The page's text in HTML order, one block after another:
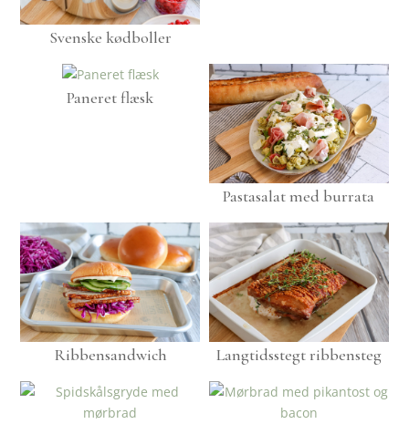
Svenske kødboller
Paneret flæsk
Pastasalat med burrata
Ribbensandwich Langtidsstegt ribbensteg